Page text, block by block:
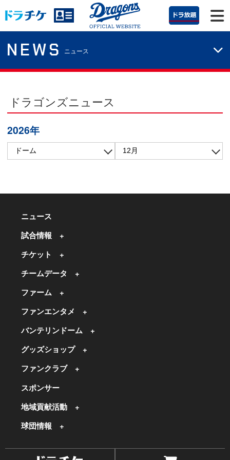
NEWS ニュース
ドラゴンズニュース
2026年
ニュース
試合情報
チケット
チームデータ
ファーム
ファンエンタメ
バンテリンドーム
グッズショップ
ファンクラブ
スポンサー
地域貢献活動
球団情報